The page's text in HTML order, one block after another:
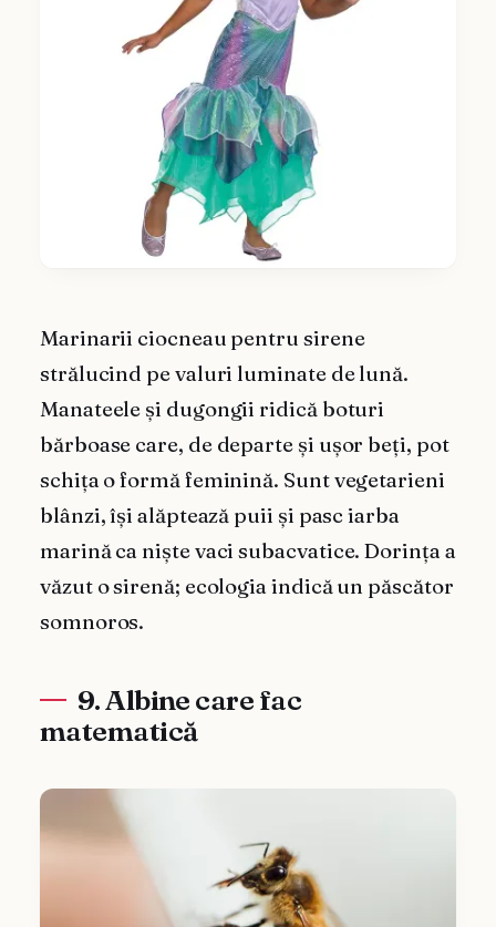
Marinarii ciocneau pentru sirene
strălucind pe valuri luminate de lună.
Manateele și dugongii ridică boturi
bărboase care, de departe și ușor beți, pot
schița o formă feminină. Sunt vegetarieni
blânzi, își alăptează puii și pasc iarba
marină ca niște vaci subacvatice. Dorința a
văzut o sirenă; ecologia indică un păscător
somnoros.
9. Albine care fac
matematică